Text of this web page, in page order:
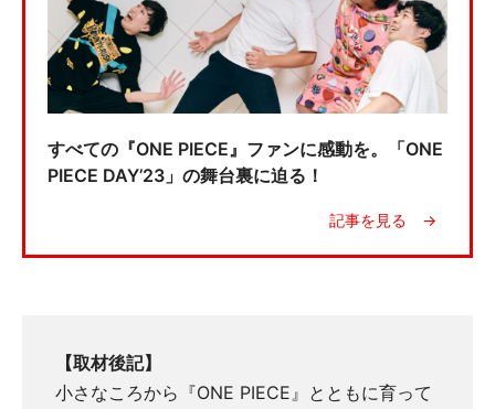
すべての『ONE PIECE』ファンに感動を。「ONE
PIECE DAY’23」の舞台裏に迫る！
【取材後記】
小さなころから『ONE PIECE』とともに育って